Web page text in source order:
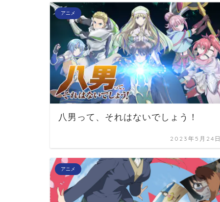
アニメ
八男って、それはないでしょう！
2023年5月24日
アニメ